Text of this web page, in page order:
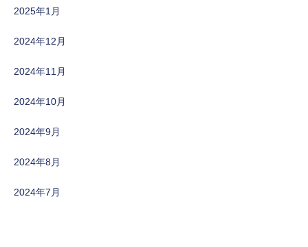
2025年1月
2024年12月
2024年11月
2024年10月
2024年9月
2024年8月
2024年7月